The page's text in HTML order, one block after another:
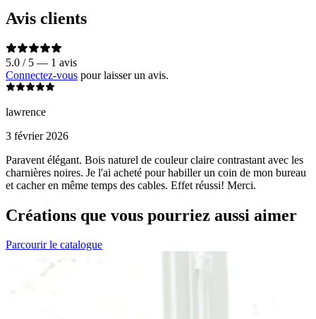
Avis clients
5.0 / 5 — 1 avis
Connectez-vous pour laisser un avis.
lawrence
3 février 2026
Paravent élégant. Bois naturel de couleur claire contrastant avec les
charnières noires. Je l'ai acheté pour habiller un coin de mon bureau
et cacher en même temps des cables. Effet réussi! Merci.
Créations que vous pourriez aussi aimer
Parcourir le catalogue